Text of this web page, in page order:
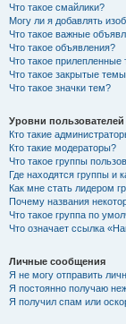
Что такое смайлики?
Могу ли я добавлять
Что такое важные
Что такое объявления?
Что такое прилепленные
Что такое закрытые
Что такое значки тем?
Уровни
Кто такие
Кто такие модераторы?
Что такое группы
Где находятся группы и
Как мне стать лидером
Почему названия
Что такое группа по
Что означает ссылка
Личные сообщения
Я не могу отправить
Я постоянно получаю
Я получил спам или